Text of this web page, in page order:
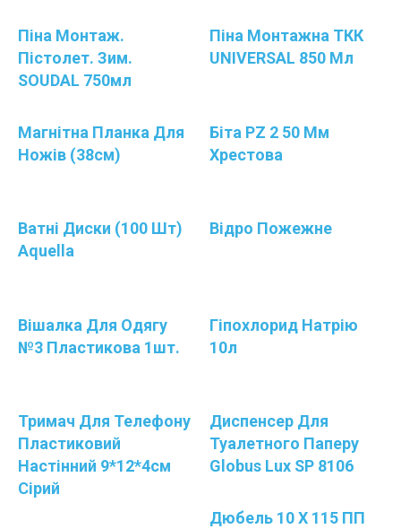
Піна Монтаж.
Пістолет. Зим.
SOUDAL 750мл
Піна Монтажна ТКК
UNIVERSAL 850 Мл
Магнітна Планка Для
Ножів (38см)
Біта PZ 2 50 Мм
Хрестова
Ватні Диски (100 Шт)
Aquella
Відро Пожежне
Вішалка Для Одягу
№3 Пластикова 1шт.
Гіпохлорид Натрію
10л
Тримач Для Телефону
Пластиковий
Настінний 9*12*4см
Сірий
Диспенсер Для
Туалетного Паперу
Globus Lux SP 8106
Дюбель 10 Х 115 ПП